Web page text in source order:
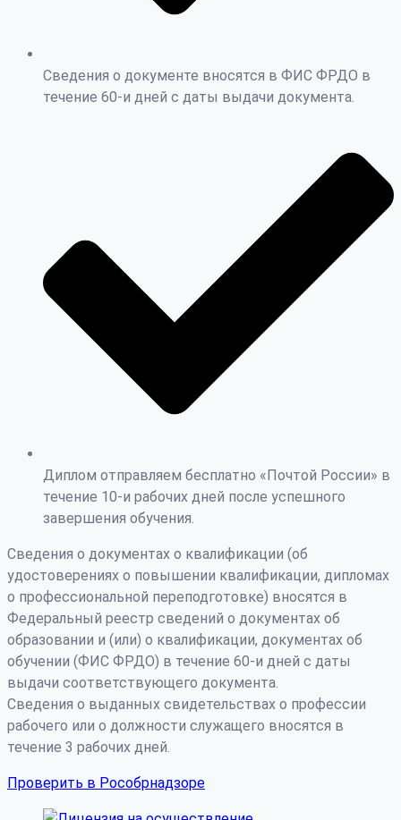
Сведения о документе вносятся в ФИС ФРДО в
течение 60-и дней с даты выдачи документа.
Диплом отправляем бесплатно «Почтой России» в
течение 10-и рабочих дней после успешного
завершения обучения.
Сведения о документах о квалификации (об
удостоверениях о повышении квалификации, дипломах
о профессиональной переподготовке) вносятся в
Федеральный реестр сведений о документах об
образовании и (или) о квалификации, документах об
обучении (ФИС ФРДО) в течение 60-и дней с даты
выдачи соответствующего документа.
Сведения о выданных свидетельствах о профессии
рабочего или о должности служащего вносятся в
течение 3 рабочих дней.
Проверить в Рособрнадзоре